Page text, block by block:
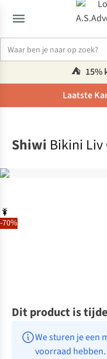
⛺️ 15%
Laatste
-70%
Shiwi Bikini
Dit product is
We sturen je een
voorraad hebben.